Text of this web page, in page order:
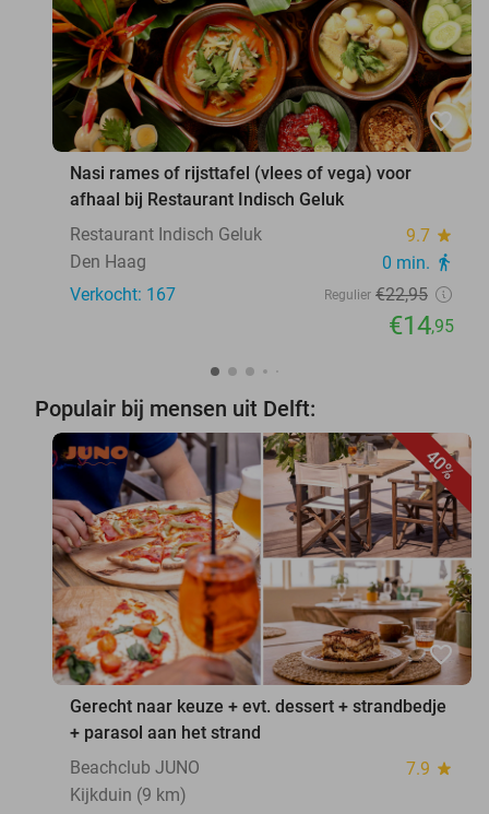
favorite_border
Nasi rames of rijsttafel (vlees of vega) voor
afhaal bij Restaurant Indisch Geluk
Restaurant Indisch Geluk
9.7 star
Den Haag 0 min. directions_walk
Verkocht: 167 Regulier €22,95
€14,95
Populair bij mensen uit Delft:
40%
favorite_border
Gerecht naar keuze + evt. dessert + strandbedje
+ parasol aan het strand
Beachclub JUNO
7.9 star
Kijkduin (9 km)